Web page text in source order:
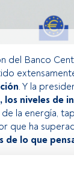
del Banco
. Y la
los niveles
la energía,
que ha
de lo que